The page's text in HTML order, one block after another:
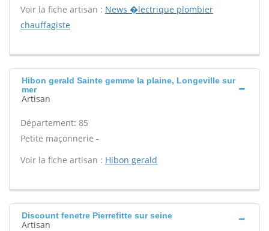
Voir la fiche artisan : News �lectrique plombier
chauffagiste
Hibon gerald Sainte gemme la plaine, Longeville sur
mer
Artisan
Département: 85
Petite maçonnerie -
Voir la fiche artisan : Hibon gerald
Discount fenetre Pierrefitte sur seine
Artisan